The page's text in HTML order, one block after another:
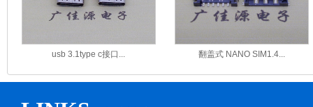
usb 3.1type c接口... 翻盖式 NANO SIM1.4...